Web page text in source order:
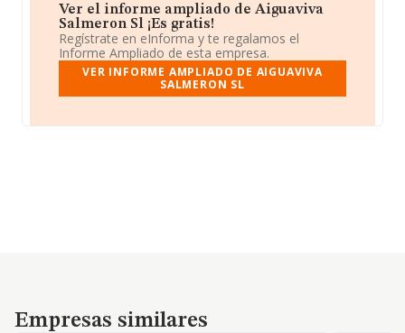
Ver el informe ampliado de Aiguaviva
Salmeron Sl ¡Es gratis!
Regístrate en eInforma y te regalamos el
Informe Ampliado de esta empresa.
VER INFORME AMPLIADO DE AIGUAVIVA
SALMERON SL
Empresas similares
Empresas similares